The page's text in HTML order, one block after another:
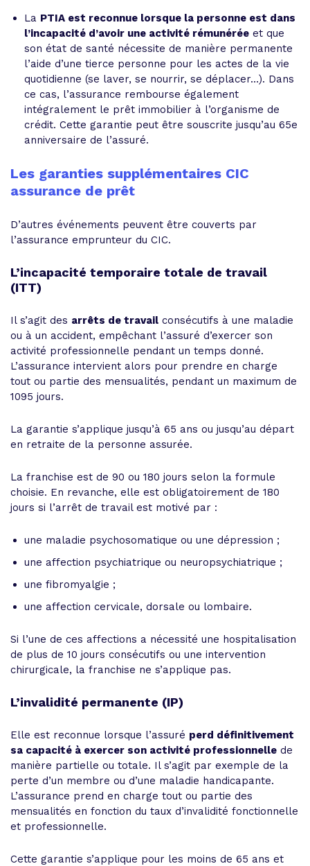
La PTIA est reconnue lorsque la personne est dans
l’incapacité d’avoir une activité rémunérée et que
son état de santé nécessite de manière permanente
l’aide d’une tierce personne pour les actes de la vie
quotidienne (se laver, se nourrir, se déplacer…). Dans
ce cas, l’assurance rembourse également
intégralement le prêt immobilier à l’organisme de
crédit. Cette garantie peut être souscrite jusqu’au 65e
anniversaire de l’assuré.
Les garanties supplémentaires CIC
assurance de prêt
D’autres événements peuvent être couverts par
l’assurance emprunteur du CIC.
L’incapacité temporaire totale de travail
(ITT)
Il s’agit des arrêts de travail consécutifs à une maladie
ou à un accident, empêchant l’assuré d’exercer son
activité professionnelle pendant un temps donné.
L’assurance intervient alors pour prendre en charge
tout ou partie des mensualités, pendant un maximum de
1095 jours.
La garantie s’applique jusqu’à 65 ans ou jusqu’au départ
en retraite de la personne assurée.
La franchise est de 90 ou 180 jours selon la formule
choisie. En revanche, elle est obligatoirement de 180
jours si l’arrêt de travail est motivé par :
une maladie psychosomatique ou une dépression ;
une affection psychiatrique ou neuropsychiatrique ;
une fibromyalgie ;
une affection cervicale, dorsale ou lombaire.
Si l’une de ces affections a nécessité une hospitalisation
de plus de 10 jours consécutifs ou une intervention
chirurgicale, la franchise ne s’applique pas.
L’invalidité permanente (IP)
Elle est reconnue lorsque l’assuré perd définitivement
sa capacité à exercer son activité professionnelle de
manière partielle ou totale. Il s’agit par exemple de la
perte d’un membre ou d’une maladie handicapante.
L’assurance prend en charge tout ou partie des
mensualités en fonction du taux d’invalidité fonctionnelle
et professionnelle.
Cette garantie s’applique pour les moins de 65 ans et